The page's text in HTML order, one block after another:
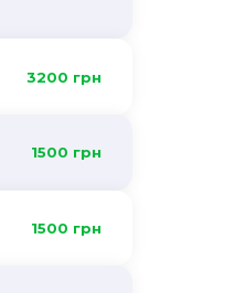
3200 грн
1500 грн
1500 грн